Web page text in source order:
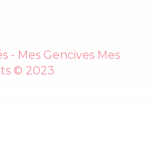
- Mes Gencives Mes
© 2023